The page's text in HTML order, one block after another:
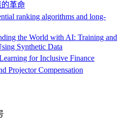
的革命
ranking algorithms and long-
the World with AI: Training and
Synthetic Data
for Inclusive Finance
Projector Compensation